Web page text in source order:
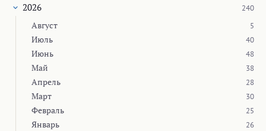
2026 240
Август 5
Июль 40
Июнь 48
Май 38
Апрель 28
Март 30
Февраль 25
Январь 26